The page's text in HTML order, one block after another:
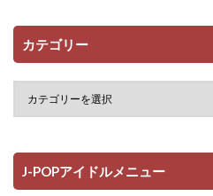
カテゴリー
J-POPアイドルメニュー